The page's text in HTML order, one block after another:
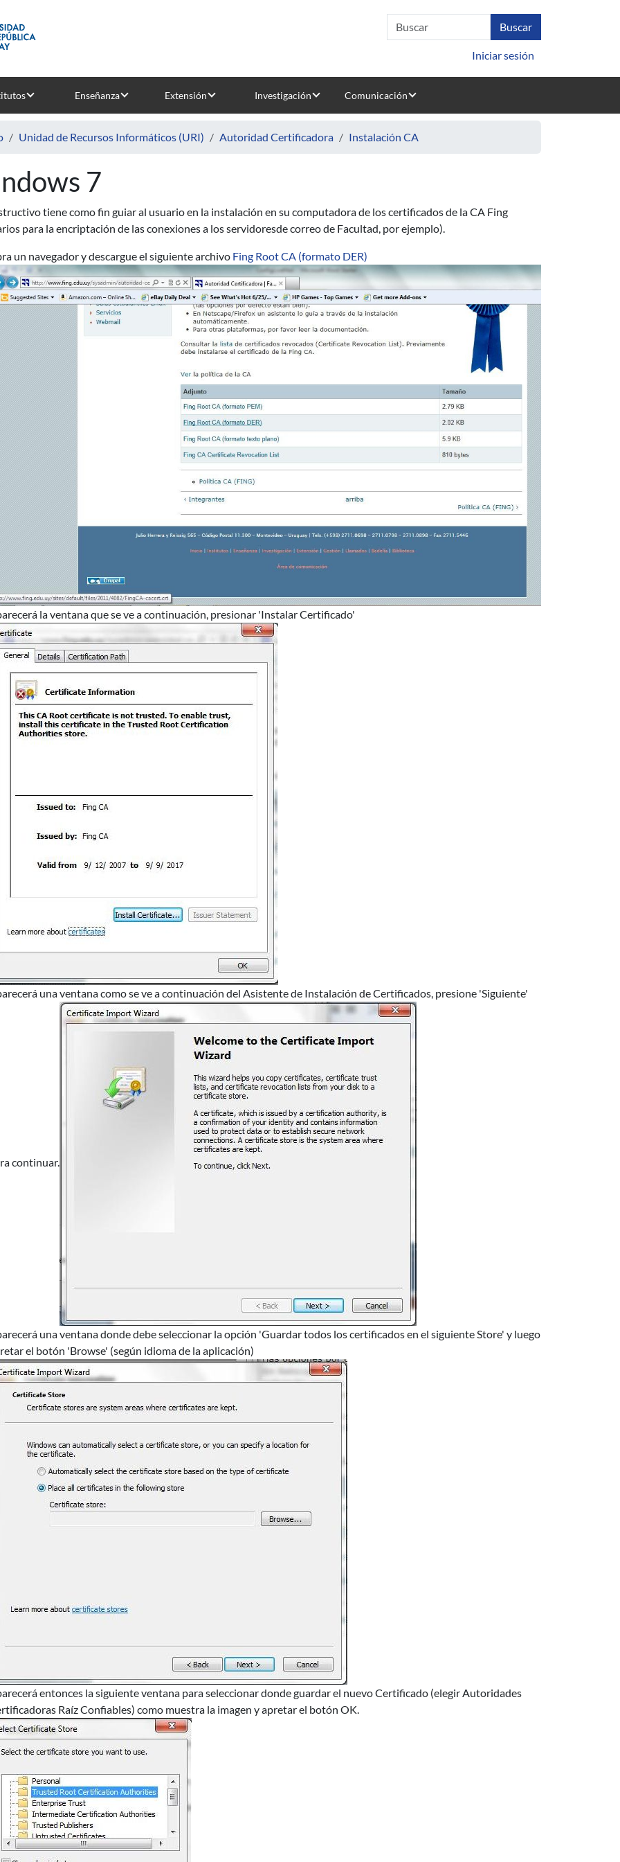
Iniciar sesión
Enseñanza Extensión Investigación Comunicación
Unidad de Recursos Informáticos (URI) Autoridad Certificadora Instalación CA
7
tiene como fin guiar al usuario en la instalación en su computadora de los certificados de la CA Fing
para la encriptación de las conexiones a los servidoresde correo de Facultad, por ejemplo).
un navegador y descargue el siguiente archivo Fing Root CA (formato DER)
la ventana que se ve a continuación, presionar 'Instalar Certificado'
una ventana como se ve a continuación del Asistente de Instalación de Certificados, presione 'Siguiente'
continuar.
una ventana donde debe seleccionar la opción 'Guardar todos los certificados en el siguiente Store' y luego
el botón 'Browse' (según idioma de la aplicación)
entonces la siguiente ventana para seleccionar donde guardar el nuevo Certificado (elegir Autoridades
Raíz Confiables) como muestra la imagen y apretar el botón OK.